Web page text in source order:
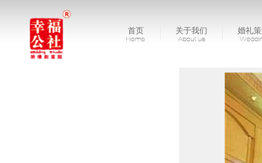
首页
Home
关于我们
About us
婚礼策